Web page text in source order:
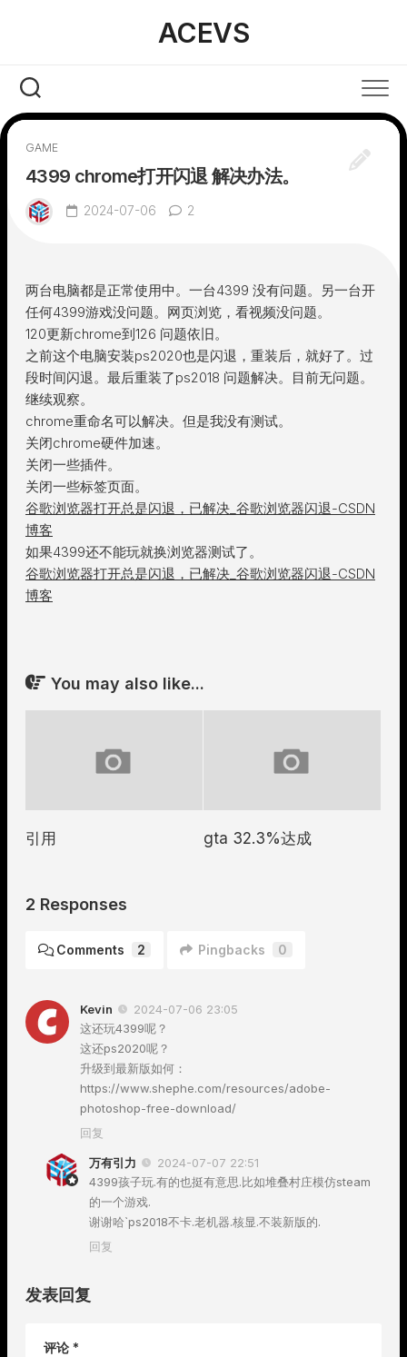
ACEVS
GAME
4399 chrome打开闪退 解决办法。
2024-07-06 2
两台电脑都是正常使用中。一台4399 没有问题。另一台开
任何4399游戏没问题。网页浏览，看视频没问题。
120更新chrome到126 问题依旧。
之前这个电脑安装ps2020也是闪退，重装后，就好了。过
段时间闪退。最后重装了ps2018 问题解决。目前无问题。
继续观察。
chrome重命名可以解决。但是我没有测试。
关闭chrome硬件加速。
关闭一些插件。
关闭一些标签页面。
谷歌浏览器打开总是闪退，已解决_谷歌浏览器闪退-CSDN
博客
如果4399还不能玩就换浏览器测试了。
谷歌浏览器打开总是闪退，已解决_谷歌浏览器闪退-CSDN
博客
You may also like...
引用 gta 32.3%达成
2 Responses
Comments 2 Pingbacks 0
Kevin
2024-07-06 23:05
这还玩4399呢？
这还ps2020呢？
升级到最新版如何：
https://www.shephe.com/resources/adobe-
photoshop-free-download/
回复
万有引力
2024-07-07 22:51
4399孩子玩.有的也挺有意思.比如堆叠村庄模仿steam
的一个游戏.
谢谢哈`ps2018不卡.老机器.核显.不装新版的.
回复
发表回复
评论 *